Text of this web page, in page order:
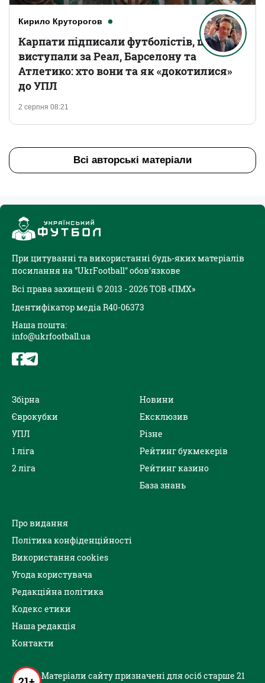
Кирило Круторогов
2 серпня 08:21
Карпати підписали футболістів, що
виступали за Реал, Барселону та
Атлетико: хто вони та як «докотилися»
до УПЛ
Всі авторські матеріали
При цитуванні та використанні будь-яких матеріалів
посилання на "UkrFootball" обов'язкове
Всі права захищені © 2013 - 2026 ТОВ «ПМХ»
Ідентифікатор медіа R40-06373
Наша пошта:
info@ukrfootball.ua
Збірна
Єврокубки
УПЛ
1 ліга
2 ліга
Новини
Ексклюзив
Різне
Рейтинг букмекерів
Рейтинг казино
База знань
Про видання
Політика конфіденційності
Використання cookies
Угода користувача
Редакційна політика
Кодекс етики
Наша редакція
Контакти
Матеріали сайту призначені для осіб старше 21